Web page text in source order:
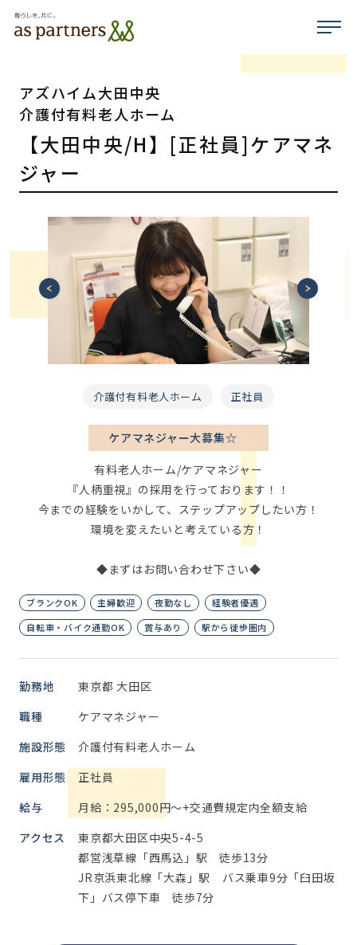
アズハイム大田中央
介護付有料老人ホーム
【大田中央/H】[正社員]ケアマネ
ジャー
介護付有料老人ホーム 正社員
ケアマネジャー大募集☆
有料老人ホーム/ケアマネジャー
『人柄重視』の採用を行っております！！
今までの経験をいかして、ステップアップしたい方！
環境を変えたいと考えている方！
◆まずはお問い合わせ下さい◆
ブランクOK 主婦歓迎 夜勤なし
経験者優遇
自転車・バイク通勤OK
賞与あり 駅から徒歩圏内
勤務地
東京都 大田区
職種
ケアマネジャー
施設形態
介護付有料老人ホーム
雇用形態
正社員
給与
月給：295,000円～+交通費規定内全額支給
アクセス
東京都大田区中央5-4-5
都営浅草線「西馬込」駅 徒歩13分
JR京浜東北線「大森」駅 バス乗車9分「臼田坂
下」バス停下車 徒歩7分